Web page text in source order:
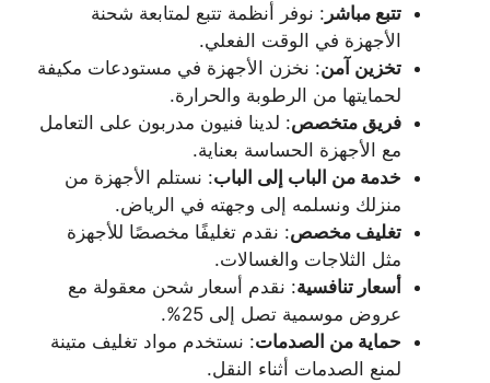
تتبع مباشر : نوفر أنظمة تتبع لمتابعة شحنة
الأجهزة في الوقت الفعلي.
تخزين آمن: نخزن الأجهزة في مستودعات مكيفة
لحمايتها من الرطوبة والحرارة.
فريق متخصص: لدينا فنيون مدربون على التعامل
مع الأجهزة الحساسة بعناية.
خدمة من الباب إلى الباب: نستلم الأجهزة من
منزلك ونسلمه إلى وجهته في الرياض.
تغليف مخصص: نقدم تغليفًا مخصصًا للأجهزة
مثل الثلاجات والغسالات.
أسعار تنافسية: نقدم أسعار شحن معقولة مع
عروض موسمية تصل إلى 25%.
حماية من الصدمات: نستخدم مواد تغليف متينة
لمنع الصدمات أثناء النقل.